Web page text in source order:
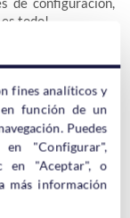
todo!
de los
cómo método de
que este metodo
tus clientes.
fines analíticos y
función de un
Puedes
en "Configurar",
en "Aceptar", o
más información